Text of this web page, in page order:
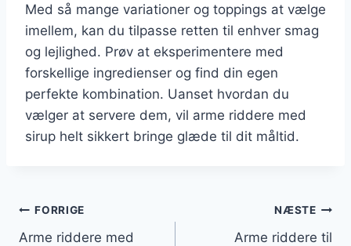
Med så mange variationer og toppings at vælge
imellem, kan du tilpasse retten til enhver smag
og lejlighed. Prøv at eksperimentere med
forskellige ingredienser og find din egen
perfekte kombination. Uanset hvordan du
vælger at servere dem, vil arme riddere med
sirup helt sikkert bringe glæde til dit måltid.
Indlægsnavigation
FORRIGE
Arme riddere med
NÆSTE
Arme riddere til